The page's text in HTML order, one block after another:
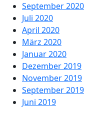
September 2020
Juli 2020
April 2020
März 2020
Januar 2020
Dezember 2019
November 2019
September 2019
Juni 2019